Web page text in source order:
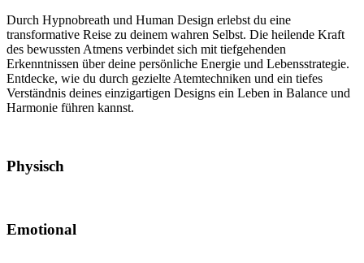
Durch Hypnobreath und Human Design erlebst du eine
transformative Reise zu deinem wahren Selbst. Die heilende Kraft
des bewussten Atmens verbindet sich mit tiefgehenden
Erkenntnissen über deine persönliche Energie und Lebensstrategie.
Entdecke, wie du durch gezielte Atemtechniken und ein tiefes
Verständnis deines einzigartigen Designs ein Leben in Balance und
Harmonie führen kannst.
Physisch
Emotional